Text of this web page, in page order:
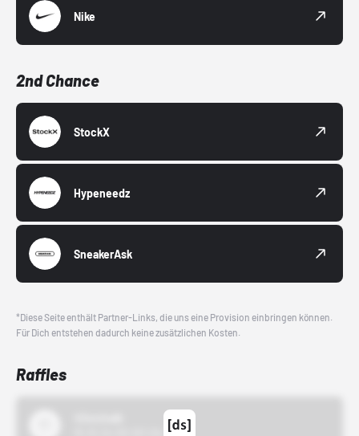
Nike
2nd Chance
StockX
Hypeneedz
SneakerAsk
*Diese Seite enthält Partner-Links, die uns eine Provision einbringen können.
Für Dich entstehen dadurch keine zusätzlichen Kosten.
Raffles